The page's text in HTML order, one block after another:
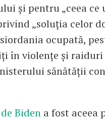
și pentru „ceea ce
„soluția celor
ocupată,
în violențe și
sănătății
Biden a fost aceea